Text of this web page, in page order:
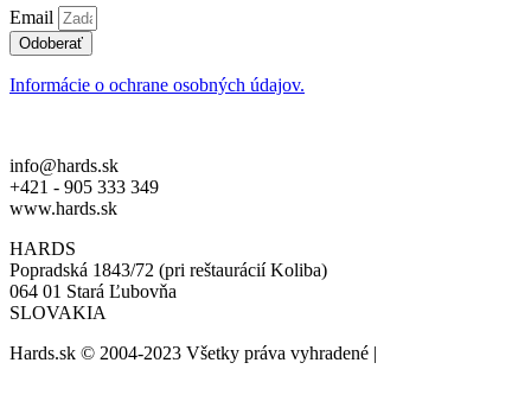
Email
Odoberať
Informácie o ochrane osobných údajov.
info@hards.sk
+421 - 905 333 349
www.hards.sk
HARDS
Popradská 1843/72 (pri reštaurácií Koliba)
064 01 Stará Ľubovňa
SLOVAKIA
Hards.sk © 2004-2023 Všetky práva vyhradené |